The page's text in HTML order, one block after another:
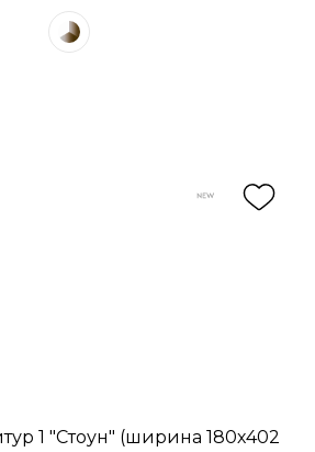
1 "Стоун" (ширина 180х402